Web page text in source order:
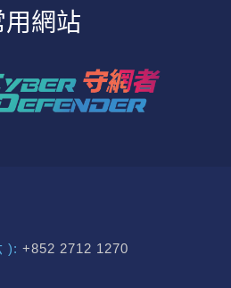
用網站
): +852 2712 1270